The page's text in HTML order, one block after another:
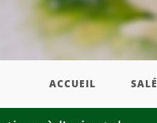
ACCUEIL SALÉ